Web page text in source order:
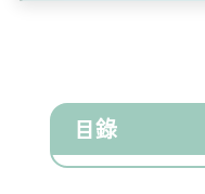
目錄